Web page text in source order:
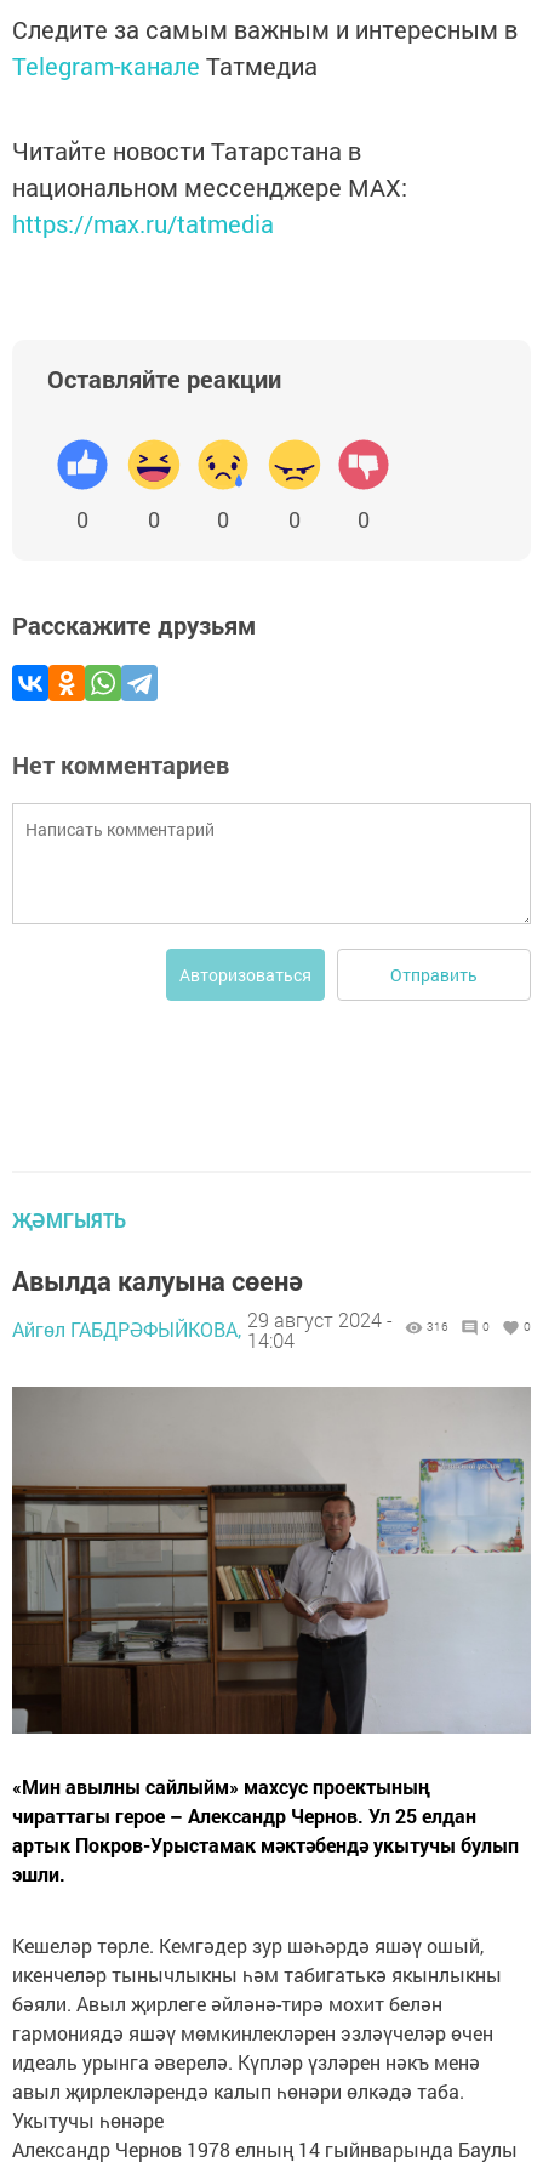
Следите за самым важным и интересным в
Telegram-канале Татмедиа
Читайте новости Татарстана в
национальном мессенджере MАХ:
https://max.ru/tatmedia
Оставляйте реакции
0 0 0 0 0
Расскажите друзьям
Нет комментариев
Авторизоваться Отправить
ҖӘМГЫЯТЬ
Авылда калуына сөенә
Айгөл ГАБДРӘФЫЙКОВА, 29 август 2024 -
14:04
316 0 0
«Мин авылны сайлыйм» махсус проектының
чираттагы герое – Александр Чернов. Ул 25 елдан
артык Покров-Урыстамак мәктәбендә укытучы булып
эшли.
Кешеләр төрле. Кемгәдер зур шәһәрдә яшәү ошый,
икенчеләр тынычлыкны һәм табигатькә якынлыкны
бәяли. Авыл җирлеге әйләнә-тирә мохит белән
гармониядә яшәү мөмкинлекләрен эзләүчеләр өчен
идеаль урынга әверелә. Күпләр үзләрен нәкъ менә
авыл җирлекләрендә калып һөнәри өлкәдә таба.
Укытучы һөнәре
Александр Чернов 1978 елның 14 гыйнварында Баулы